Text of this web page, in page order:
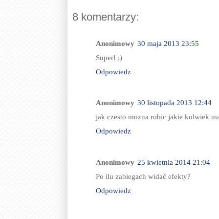
8 komentarzy:
Anonimowy 30 maja 2013 23:55
Super! ;)
Odpowiedz
Anonimowy 30 listopada 2013 12:44
jak czesto mozna robic jakie kolwiek
Odpowiedz
Anonimowy 25 kwietnia 2014 21:04
Po ilu zabiegach widać efekty?
Odpowiedz